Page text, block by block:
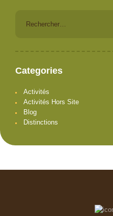
Categories
Activités
Activités Hors Site
Blog
Distinctions